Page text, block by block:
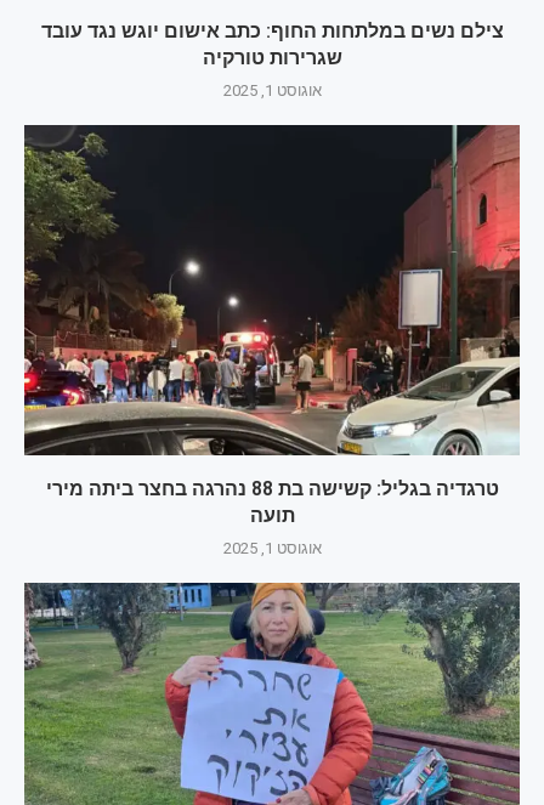
צילם נשים במלתחות החוף: כתב אישום יוגש נגד עובד
שגרירות טורקיה
אוגוסט 1, 2025
טרגדיה בגליל: קשישה בת 88 נהרגה בחצר ביתה מירי
תועה
אוגוסט 1, 2025